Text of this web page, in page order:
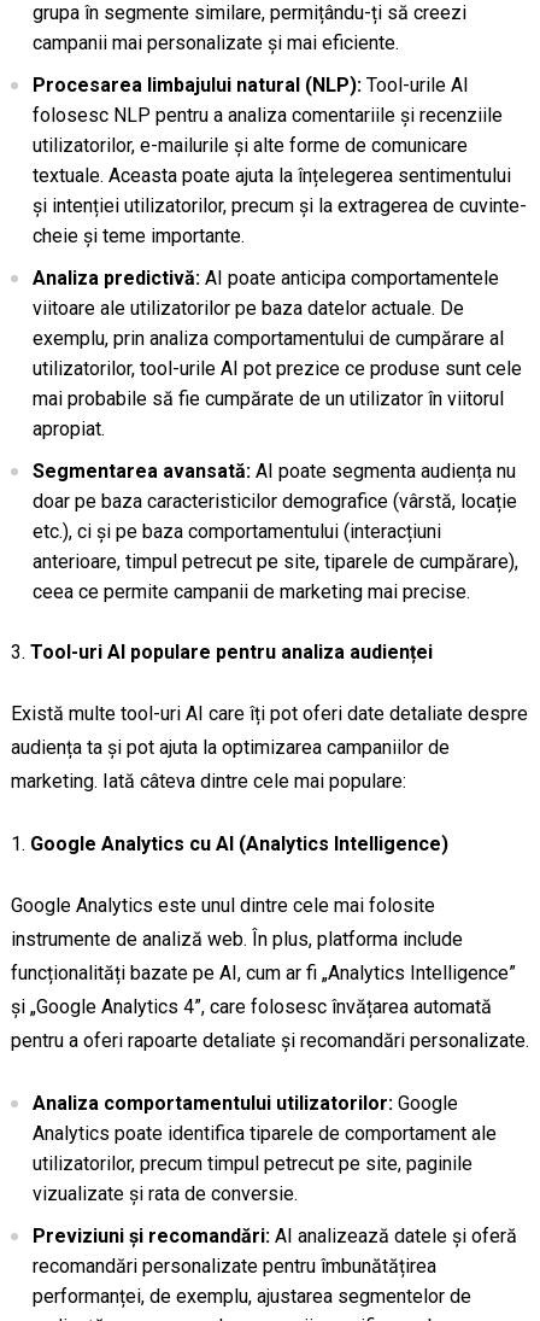
grupa în segmente similare, permițându-ți să creezi
campanii mai personalizate și mai eficiente.
Procesarea limbajului natural (NLP):Tool-urile AI
folosesc NLP pentru a analiza comentariile și recenziile
utilizatorilor, e-mailurile și alte forme de comunicare
textuale. Aceasta poate ajuta la înțelegerea sentimentului
și intenției utilizatorilor, precum și la extragerea de cuvinte-
cheie și teme importante.
Analiza predictivă:AI poate anticipa comportamentele
viitoare ale utilizatorilor pe baza datelor actuale. De
exemplu, prin analiza comportamentului de cumpărare al
utilizatorilor, tool-urile AI pot prezice ce produse sunt cele
mai probabile să fie cumpărate de un utilizator în viitorul
apropiat.
Segmentarea avansată:AI poate segmenta audiența nu
doar pe baza caracteristicilor demografice (vârstă, locație
etc.), ci și pe baza comportamentului (interacțiuni
anterioare, timpul petrecut pe site, tiparele de cumpărare),
ceea ce permite campanii de marketing mai precise.
Tool-uri AI populare pentru analiza audienței
Există multe tool-uri AI care îți pot oferi date detaliate despre
audiența ta și pot ajuta la optimizarea campaniilor de
marketing. Iată câteva dintre cele mai populare:
Google Analytics cu AI (Analytics Intelligence)
Google Analytics este unul dintre cele mai folosite
instrumente de analiză web. În plus, platforma include
funcționalități bazate pe AI, cum ar fi „Analytics Intelligence”
și „Google Analytics 4”, care folosesc învățarea automată
pentru a oferi rapoarte detaliate și recomandări personalizate.
Analiza comportamentului utilizatorilor:Google
Analytics poate identifica tiparele de comportament ale
utilizatorilor, precum timpul petrecut pe site, paginile
vizualizate și rata de conversie.
Previziuni și recomandări:AI analizează datele și oferă
recomandări personalizate pentru îmbunătățirea
performanței, de exemplu, ajustarea segmentelor de